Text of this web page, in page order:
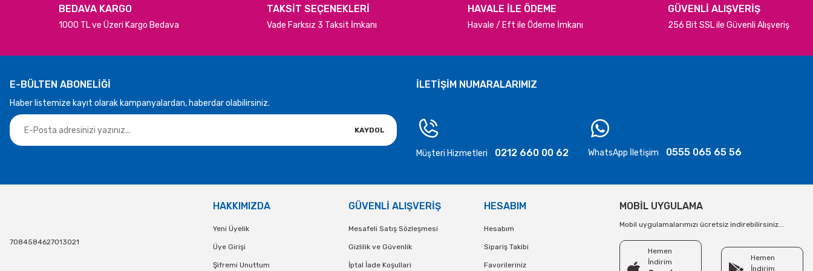
BEDAVA KARGO
1000 TL ve Üzeri Kargo Bedava
TAKSİT SEÇENEKLERİ
Vade Farksız 3 Taksit İmkanı
HAVALE İLE ÖDEME
Havale / Eft ile Ödeme İmkanı
GÜVENLİ ALIŞVERİŞ
256 Bit SSL ile Güvenli Alışveriş
E-BÜLTEN ABONELİĞİ
Haber listemize kayıt olarak kampanyalardan, haberdar olabilirsiniz.
KAYDOL
İLETİŞİM NUMARALARIMIZ
Müşteri Hizmetleri 0212 660 00 62 WhatsApp İletişim 0555 065 65 56
7084584627013021
HAKKIMIZDA
Yeni Üyelik
Üye Girişi
Şifremi Unuttum
GÜVENLİ ALIŞVERİŞ
Mesafeli Satış Sözleşmesi
Gizlilik ve Güvenlik
İptal İade Koşullari
HESABIM
Hesabım
Sipariş Takibi
Favorileriniz
MOBİL UYGULAMA
Mobil uygulamalarımızı ücretsiz indirebilirsiniz...
Hemen
İndirim
Hemen
İndirim